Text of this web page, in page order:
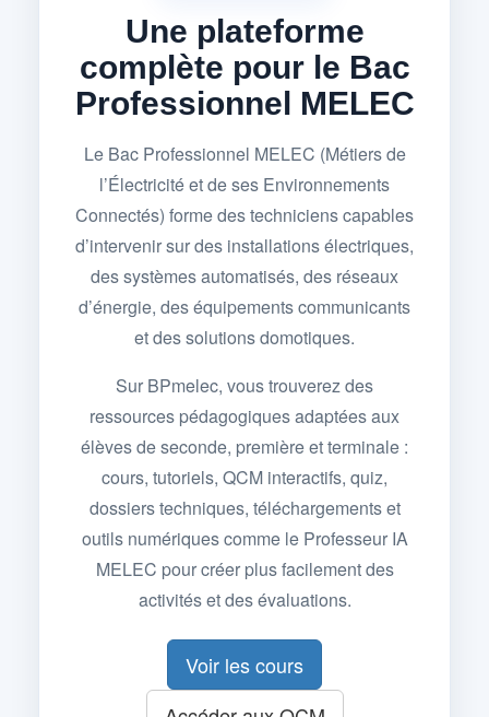
Une plateforme
complète pour le Bac
Professionnel MELEC
Le Bac Professionnel MELEC (Métiers de
l’Électricité et de ses Environnements
Connectés) forme des techniciens capables
d’intervenir sur des installations électriques,
des systèmes automatisés, des réseaux
d’énergie, des équipements communicants
et des solutions domotiques.
Sur BPmelec, vous trouverez des
ressources pédagogiques adaptées aux
élèves de seconde, première et terminale :
cours, tutoriels, QCM interactifs, quiz,
dossiers techniques, téléchargements et
outils numériques comme le Professeur IA
MELEC pour créer plus facilement des
activités et des évaluations.
Voir les cours